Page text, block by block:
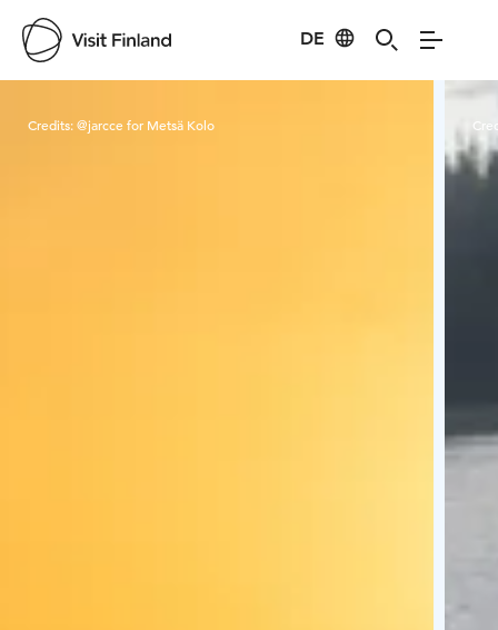
DE
Credits:@jarcce for Metsä Kolo